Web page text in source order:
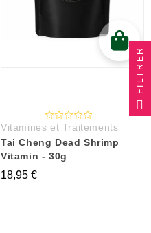
Vitamines et Traitements
Tai Cheng Dead Shrimp
Vitamin - 30g
18,95 €
FILTRER